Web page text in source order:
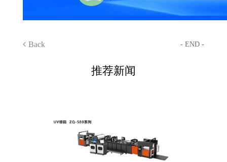
Back - END -
推荐新闻